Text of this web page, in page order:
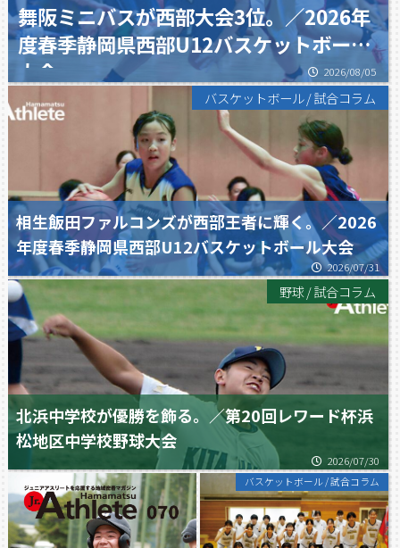
舞阪ミニバスが西部大会3位。／2026年
度春季静岡県西部U12バスケットボール
大会
2026/08/05
バスケットボール/試合コラム
相生飯田ファルコンズが西部王者に輝く。／2026
年度春季静岡県西部U12バスケットボール大会
2026/07/31
野球/試合コラム
北浜中学校が優勝を飾る。／第20回レワード杯浜
松地区中学校野球大会
2026/07/30
バスケットボール/試合コラム